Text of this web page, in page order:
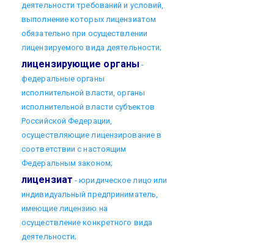
деятельности требований и условий,
выполнение которых лицензиатом
обязательно при осуществлении
лицензируемого вида деятельности;
лицензирующие органы -
федеральные органы
исполнительной власти, органы
исполнительной власти субъектов
Российской Федерации,
осуществляющие лицензирование в
соответствии с настоящим
Федеральным законом;
лицензиат - юридическое лицо или
индивидуальный предприниматель,
имеющие лицензию на
осуществление конкретного вида
деятельности;